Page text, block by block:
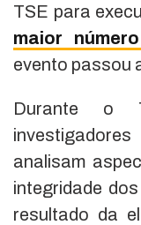
TSE para
maior
evento passou
Durante o
analisam
integridade
resultado da